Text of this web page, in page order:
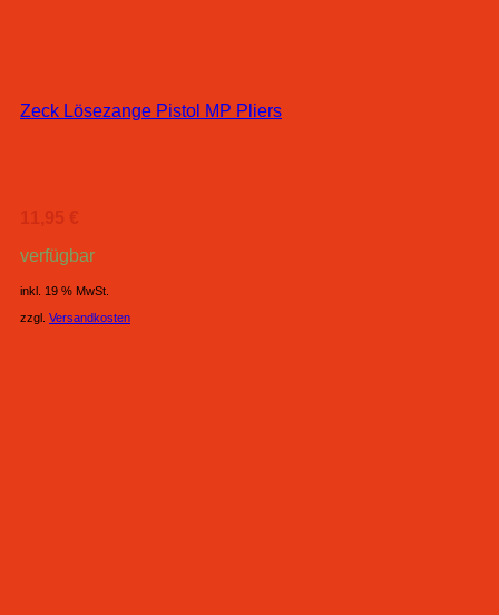
Zeck Lösezange Pistol MP Pliers
11,95 €
verfügbar
inkl. 19 % MwSt.
zzgl. Versandkosten